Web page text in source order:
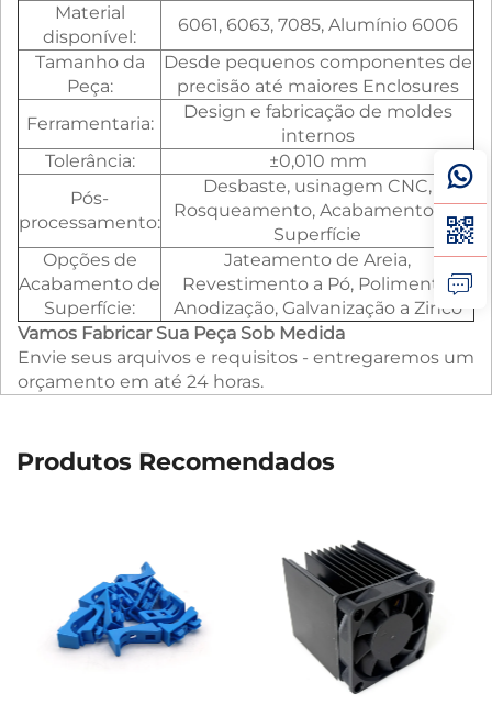
Material
disponível:
6061, 6063, 7085, Alumínio 6006
Tamanho da
Peça:
Desde pequenos componentes de
precisão até maiores Enclosures
Ferramentaria:
Design e fabricação de moldes
internos
Tolerância:
±0,010 mm
Pós-
processamento:
Desbaste, usinagem CNC,
Rosqueamento, Acabamento de
Superfície
Opções de
Acabamento de
Superfície:
Jateamento de Areia,
Revestimento a Pó, Polimento,
Anodização, Galvanização a Zinco
Vamos Fabricar Sua Peça Sob Medida
Envie seus arquivos e requisitos - entregaremos um
orçamento em até 24 horas.
Produtos Recomendados